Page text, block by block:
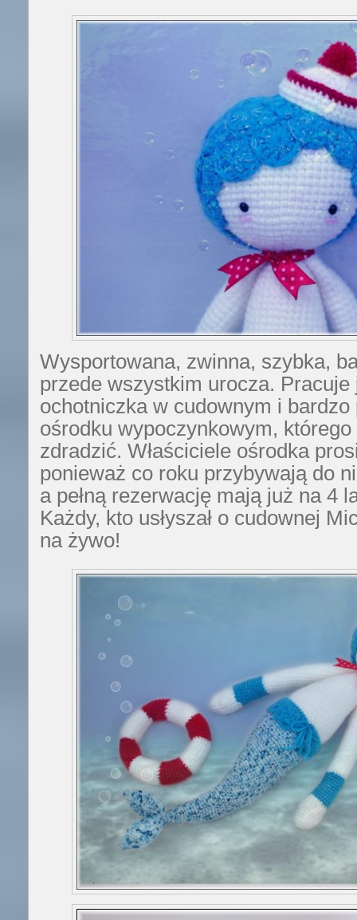
Wysportowana, zwinna, szybka,
przede wszystkim urocza.
ochotniczka w cudownym i bardzo
ośrodku wypoczynkowym,
zdradzić. Właściciele ośrodka
ponieważ co roku przybywają do
a pełną rezerwację mają już na 4
Każdy, kto usłyszał o cudownej
na żywo!